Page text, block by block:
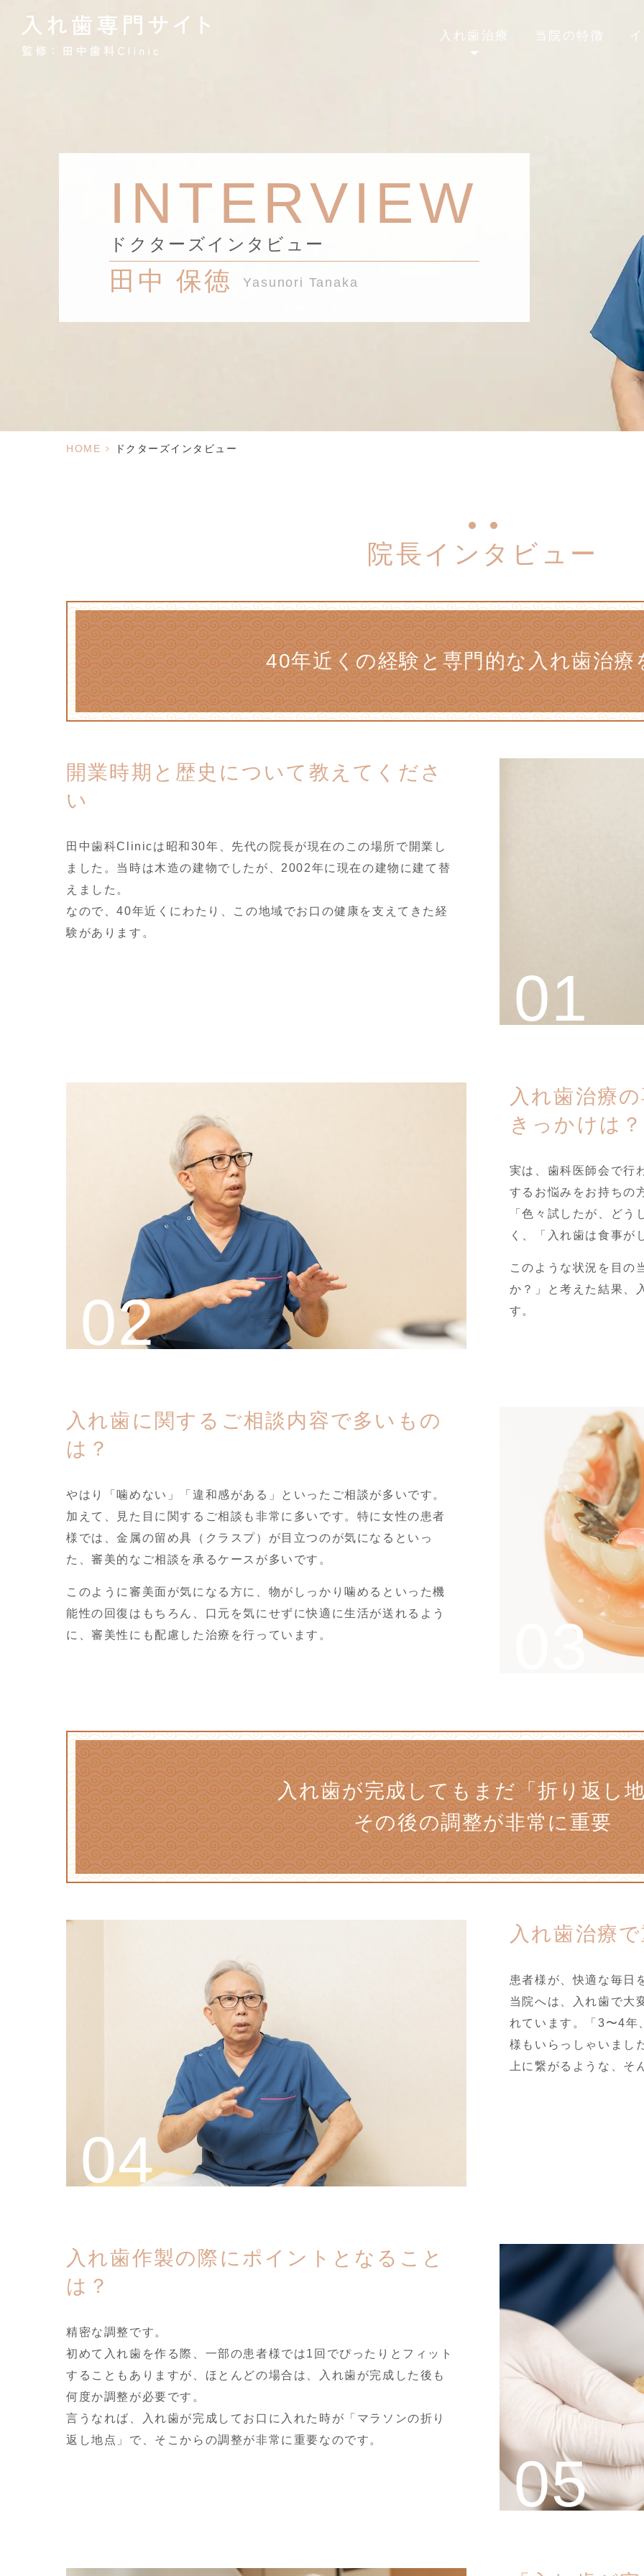
入れ歯治療 当院の特徴
INTERVIEW
ドクターズインタビュー
田中 保徳 Yasunori Tanaka
HOME > ドクターズインタビュー
院長インタビュー
40年近くの経験と専門的な入れ歯治療
開業時期と歴史について教えてくださ
い
田中歯科Clinicは昭和30年、先代の院長が現在のこの場所で開業し
ました。当時は木造の建物でしたが、2002年に現在の建物に建て替
えました。
なので、40年近くにわたり、この地域でお口の健康を支えてきた経
験があります。
入れ歯治療
きっかけは？
実は、歯科医師会で行
するお悩みをお持ちの
「色々試したが、ど
く、「入れ歯は食事が
このような状況を目の
か？」と考えた結果、
す。
入れ歯に関するご相談内容で多いもの
は？
やはり「噛めない」「違和感がある」といったご相談が多いです。
加えて、見た目に関するご相談も非常に多いです。特に女性の患者
様では、金属の留め具（クラスプ）が目立つのが気になるといっ
た、審美的なご相談を承るケースが多いです。
このように審美面が気になる方に、物がしっかり噛めるといった機
能性の回復はもちろん、口元を気にせずに快適に生活が送れるよう
に、審美性にも配慮した治療を行っています。
入れ歯が完成してもまだ「折り返し
その後の調整が非常に重要
入れ歯治療
患者様が、快適な毎日
当院へは、入れ歯で大
れています。「3〜4年
様もいらっしゃいまし
上に繋がるような、
入れ歯作製の際にポイントとなること
は？
精密な調整です。
初めて入れ歯を作る際、一部の患者様では1回でぴったりとフィット
することもありますが、ほとんどの場合は、入れ歯が完成した後も
何度か調整が必要です。
言うなれば、入れ歯が完成してお口に入れた時が「マラソンの折り
返し地点」で、そこからの調整が非常に重要なのです。